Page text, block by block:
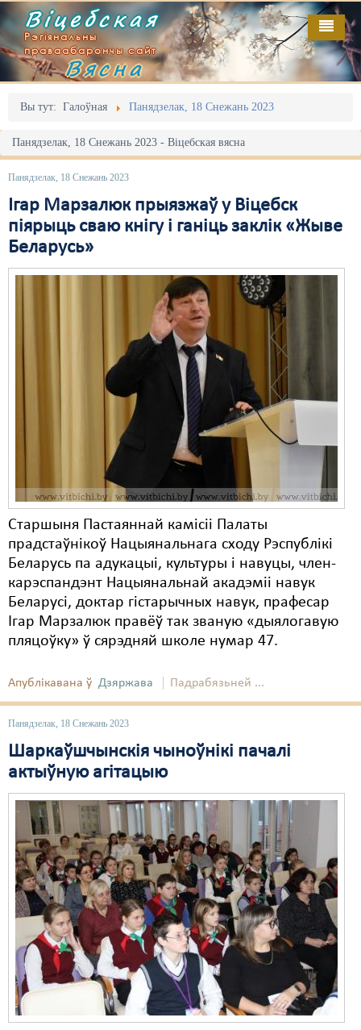
Віцебская
Рэгіянальны
праваабарончы сайт
Вясна
Вы тут: Галоўная Панядзелак, 18 Снежань 2023
Панядзелак, 18 Снежань 2023 - Віцебская вясна
Панядзелак, 18 Снежань 2023
Ігар Марзалюк прыязжаў у Віцебск
піярыць сваю кнігу і ганіць заклік «Жыве
Беларусь»
Старшыня Пастаяннай камісіі Палаты
прадстаўнікоў Нацыянальнага сходу Рэспублікі
Беларусь па адукацыі, культуры і навуцы, член-
карэспандэнт Нацыянальнай акадэміі навук
Беларусі, доктар гістарычных навук, прафесар
Ігар Марзалюк правёў так званую «дыялогавую
пляцоўку» ў сярэдняй школе нумар 47.
Апублікавана ў Дзяржава Падрабязьней ...
Панядзелак, 18 Снежань 2023
Шаркаўшчынскія чыноўнікі пачалі
актыўную агітацыю
Галоўная
Адміністрацыйны перасьлед
Акцыі
Выбары
Грамадзянскія ініцыятывы
Дзяржава
Карная псыхіятрыя
ЛПП
Мігранты
Мірныя сходы
Праваабаронцы
Правы дзіцяці
Распальваньне варожасьці
Свабода слова
Свабода сумленьня
Суд
Сьмяротнае пакараньне
Экалёгія
Правы працоўных
Сацыяльныя правы
Выданьні
Відэа
Пра нас
RSS